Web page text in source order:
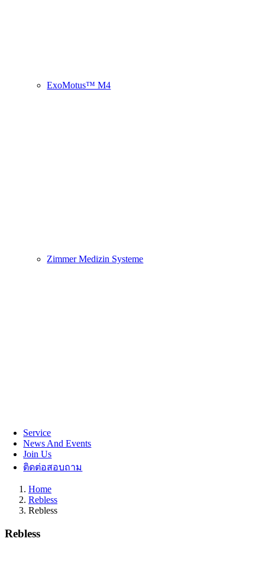
ExoMotus™ M4
Zimmer Medizin Systeme
Service
News And Events
Join Us
ติดต่อสอบถาม
Home
Rebless
Rebless
Rebless